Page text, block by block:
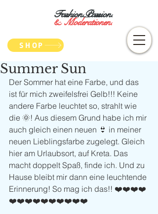
Fashion.Passion.
&Moderationen.
SHOP
Summer Sun
Der Sommer hat eine Farbe, und das
ist für mich zweifelsfrei Gelb!!! Keine
andere Farbe leuchtet so, strahlt wie
die 🌞! Aus diesem Grund habe ich mir
auch gleich einen neuen 👙 in meiner
neuen Lieblingsfarbe zugelegt. Gleich
hier am Urlaubsort, auf Kreta. Das
macht doppelt Spaß, finde ich. Und zu
Hause bleibt mir dann eine leuchtende
Erinnerung! So mag ich das!! ❤️❤️❤️❤️
❤️❤️❤️❤️❤️❤️❤️❤️❤️❤️